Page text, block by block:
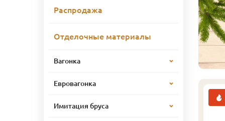
Распродажа
Отделочные материалы
Вагонка
Евровагонка
Имитация бруса